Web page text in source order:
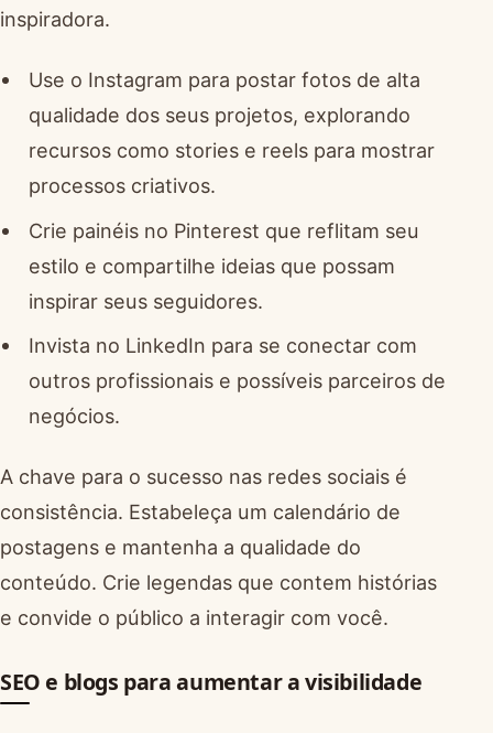
inspiradora.
Use o Instagram para postar fotos de alta
qualidade dos seus projetos, explorando
recursos como stories e reels para mostrar
processos criativos.
Crie painéis no Pinterest que reflitam seu
estilo e compartilhe ideias que possam
inspirar seus seguidores.
Invista no LinkedIn para se conectar com
outros profissionais e possíveis parceiros de
negócios.
A chave para o sucesso nas redes sociais é
consistência. Estabeleça um calendário de
postagens e mantenha a qualidade do
conteúdo. Crie legendas que contem histórias
e convide o público a interagir com você.
SEO e blogs para aumentar a visibilidade